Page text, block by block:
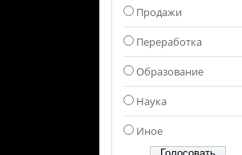
Продажи
Переработка
Образование
Наука
Иное